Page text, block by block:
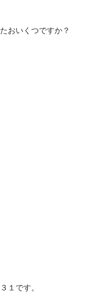
おいくつですか？
１です。